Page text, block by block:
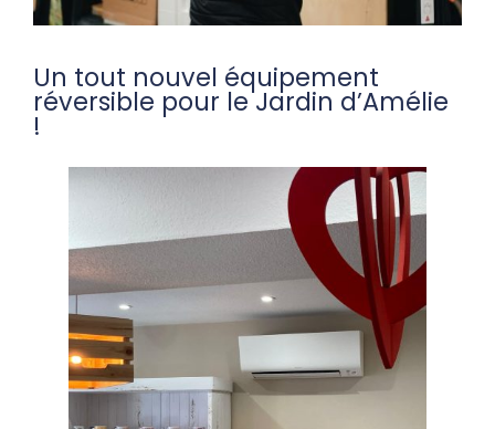
Un tout nouvel équipement
réversible pour le Jardin d’Amélie
!